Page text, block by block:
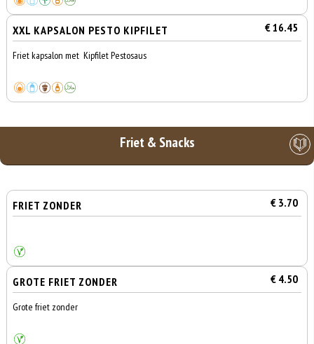
XXL KAPSALON PESTO KIPFILET € 16.45
Friet kapsalon met Kipfilet Pestosaus
Friet & Snacks
FRIET ZONDER € 3.70
GROTE FRIET ZONDER € 4.50
Grote friet zonder